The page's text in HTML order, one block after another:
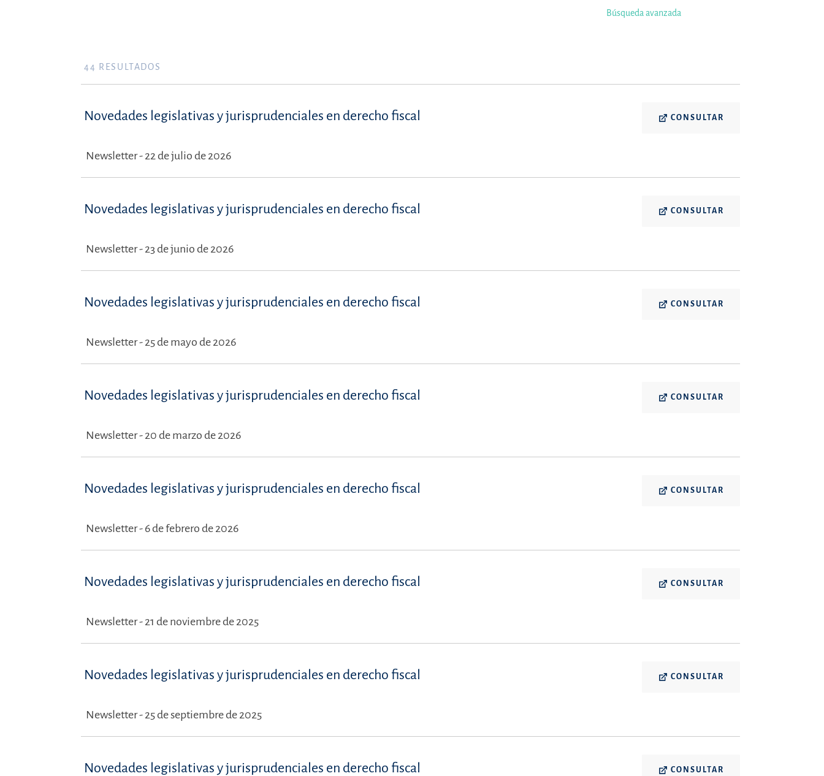
Búsqueda avanzada
44 RESULTADOS
Novedades legislativas y jurisprudenciales en derecho fiscal CONSULTAR
Newsletter - 22 de julio de 2026
Novedades legislativas y jurisprudenciales en derecho fiscal CONSULTAR
Newsletter - 23 de junio de 2026
Novedades legislativas y jurisprudenciales en derecho fiscal CONSULTAR
Newsletter - 25 de mayo de 2026
Novedades legislativas y jurisprudenciales en derecho fiscal CONSULTAR
Newsletter - 20 de marzo de 2026
Novedades legislativas y jurisprudenciales en derecho fiscal CONSULTAR
Newsletter - 6 de febrero de 2026
Novedades legislativas y jurisprudenciales en derecho fiscal CONSULTAR
Newsletter - 21 de noviembre de 2025
Novedades legislativas y jurisprudenciales en derecho fiscal CONSULTAR
Newsletter - 25 de septiembre de 2025
Novedades legislativas y jurisprudenciales en derecho fiscal CONSULTAR